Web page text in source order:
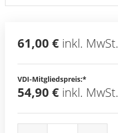
61,00 € inkl. MwSt.
VDI-Mitgliedspreis:*
54,90 € inkl. MwSt.